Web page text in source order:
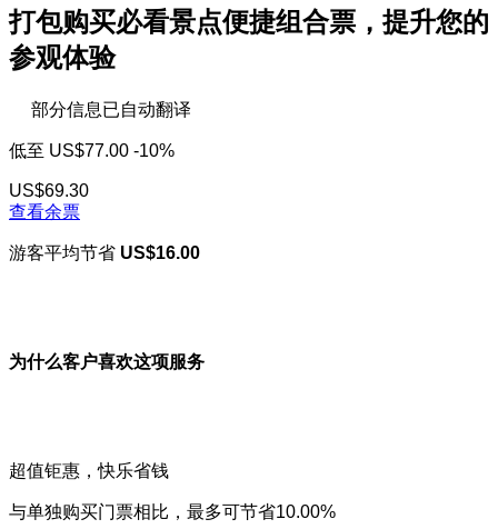
打包购买必看景点便捷组合票，提升您的
参观体验
部分信息已自动翻译
低至 US$77.00 -10%
US$69.30
查看余票
游客平均节省 US$16.00
为什么客户喜欢这项服务
超值钜惠，快乐省钱
与单独购买门票相比，最多可节省10.00%